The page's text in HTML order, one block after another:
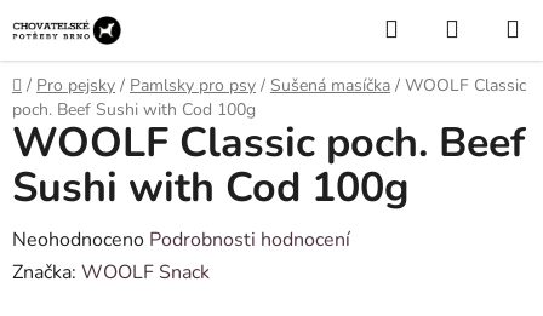
na
obsah
Hledat
KOŠÍK
Domů
/ Pro pejsky / Pamlsky pro psy / Sušená masíčka / WOOLF Classic
poch. Beef Sushi with Cod 100g
WOOLF Classic poch. Beef
Sushi with Cod 100g
Průměrné
hodnocení
Neohodnoceno Podrobnosti hodnocení
Značka: WOOLF Snack